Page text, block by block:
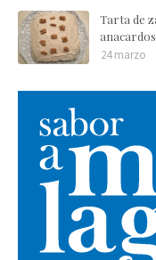
Tarta de
24 marzo